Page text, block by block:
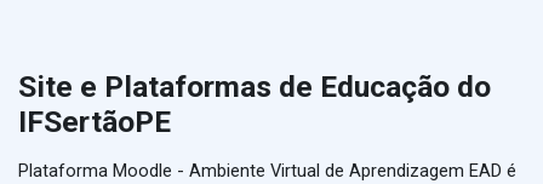
Site e Plataformas de Educação do
IFSertãoPE
Plataforma Moodle - Ambiente Virtual de Aprendizagem EAD é